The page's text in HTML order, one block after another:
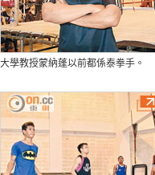
大學教授蒙納蓬以前都係泰拳手。